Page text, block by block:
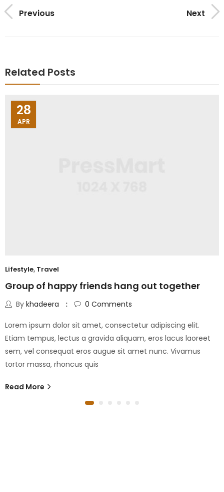
Previous Next
Related Posts
28
APR
Lifestyle, Travel
Group of happy friends hang out together
By khadeera 0 Comments
Lorem ipsum dolor sit amet, consectetur adipiscing elit.
Etiam tempus, lectus a gravida aliquam, eros lacus laoreet
sem, vel consequat eros augue sit amet nunc. Vivamus
tortor massa, rhoncus quis
Read More